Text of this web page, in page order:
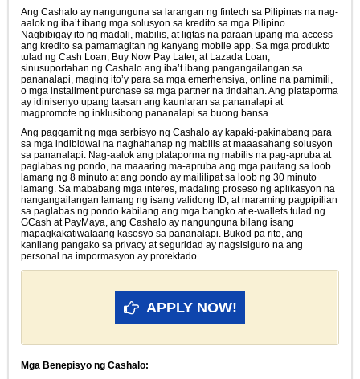
Ang Cashalo ay nangunguna sa larangan ng fintech sa Pilipinas na nag-
aalok ng iba’t ibang mga solusyon sa kredito sa mga Pilipino.
Nagbibigay ito ng madali, mabilis, at ligtas na paraan upang ma-access
ang kredito sa pamamagitan ng kanyang mobile app. Sa mga produkto
tulad ng Cash Loan, Buy Now Pay Later, at Lazada Loan,
sinusuportahan ng Cashalo ang iba’t ibang pangangailangan sa
pananalapi, maging ito’y para sa mga emerhensiya, online na pamimili,
o mga installment purchase sa mga partner na tindahan. Ang plataporma
ay idinisenyo upang taasan ang kaunlaran sa pananalapi at
magpromote ng inklusibong pananalapi sa buong bansa.
Ang paggamit ng mga serbisyo ng Cashalo ay kapaki-pakinabang para
sa mga indibidwal na naghahanap ng mabilis at maaasahang solusyon
sa pananalapi. Nag-aalok ang plataporma ng mabilis na pag-apruba at
paglabas ng pondo, na maaaring ma-apruba ang mga pautang sa loob
lamang ng 8 minuto at ang pondo ay maililipat sa loob ng 30 minuto
lamang. Sa mababang mga interes, madaling proseso ng aplikasyon na
nangangailangan lamang ng isang validong ID, at maraming pagpipilian
sa paglabas ng pondo kabilang ang mga bangko at e-wallets tulad ng
GCash at PayMaya, ang Cashalo ay nangunguna bilang isang
mapagkakatiwalaang kasosyo sa pananalapi. Bukod pa rito, ang
kanilang pangako sa privacy at seguridad ay nagsisiguro na ang
personal na impormasyon ay protektado.
APPLY NOW!
Mga Benepisyo ng Cashalo: